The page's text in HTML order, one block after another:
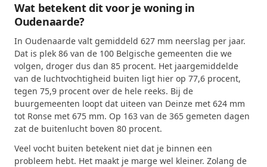
Wat betekent dit voor je woning in
Oudenaarde?
In Oudenaarde valt gemiddeld 627 mm neerslag per jaar.
Dat is plek 86 van de 100 Belgische gemeenten die we
volgen, droger dus dan 85 procent. Het jaargemiddelde
van de luchtvochtigheid buiten ligt hier op 77,6 procent,
tegen 75,9 procent over de hele reeks. Bij de
buurgemeenten loopt dat uiteen van Deinze met 624 mm
tot Ronse met 675 mm. Op 163 van de 365 gemeten dagen
zat de buitenlucht boven 80 procent.
Veel vocht buiten betekent niet dat je binnen een
probleem hebt. Het maakt je marge wel kleiner. Zolang de